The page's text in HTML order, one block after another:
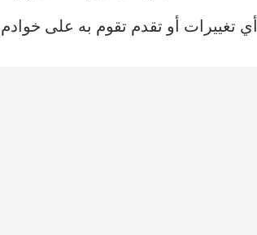
تغييرات أو تقدم تقوم به على خوادم